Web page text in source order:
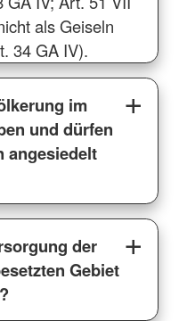
als Geiseln
34 GA IV).
im
und dürfen
angesiedelt
der
Gebiet